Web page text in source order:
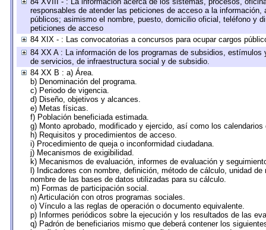
responsables de atender las peticiones de acceso a la
públicos; asimismo el nombre, puesto, domicilio oficial, teléfono y
peticiones de acceso
84 XIX - : Las convocatorias a concursos para ocupar cargos
84 XX A : La información de los programas de subsidios,
de servicios, de infraestructura social y de subsidio.
84 XX B : a) Área.
b) Denominación del programa.
c) Periodo de vigencia.
d) Diseño, objetivos y alcances.
e) Metas físicas.
f) Población beneficiada estimada.
g) Monto aprobado, modificado y ejercido, así como los
h) Requisitos y procedimientos de acceso.
i) Procedimiento de queja o inconformidad ciudadana.
j) Mecanismos de exigibilidad.
k) Mecanismos de evaluación, informes de evaluación y
l) Indicadores con nombre, definición, método de cálculo, unidad
nombre de las bases de datos utilizadas para su cálculo.
m) Formas de participación social.
n) Articulación con otros programas sociales.
o) Vínculo a las reglas de operación o documento equivalente.
p) Informes periódicos sobre la ejecución y los resultados de las
q) Padrón de beneficiarios mismo que deberá contener los